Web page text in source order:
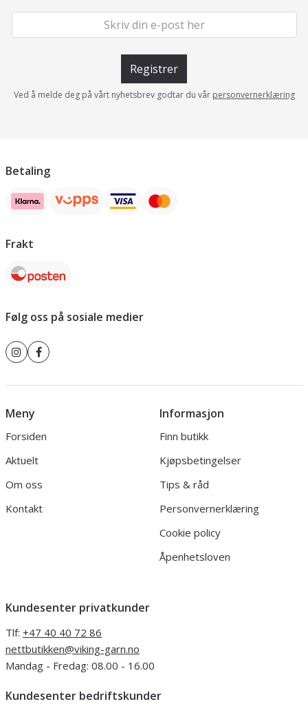
Registrer
Ved å melde deg på vårt nyhetsbrev godtar du vår personvernerklæring
Betaling
Frakt
Følg oss på sosiale medier
Meny
Forsiden
Aktuelt
Om oss
Kontakt
Informasjon
Finn butikk
Kjøpsbetingelser
Tips & råd
Personvernerklæring
Cookie policy
Åpenhetsloven
Kundesenter privatkunder
Tlf: +47 40 40 72 86
nettbutikken@viking-garn.no
Mandag - Fredag: 08.00 - 16.00
Kundesenter bedriftskunder